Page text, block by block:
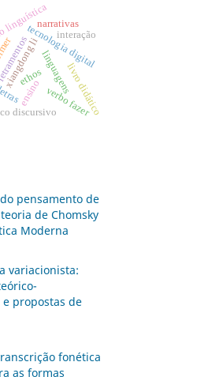
linguagens
ensino
tecnologia digital
xiangdong li
narrativas
interação
discursivoverbo fazer
livro didático
ethos
pensamento de
de Chomsky
Moderna
variacionista:
propostas de
fonética
as formas